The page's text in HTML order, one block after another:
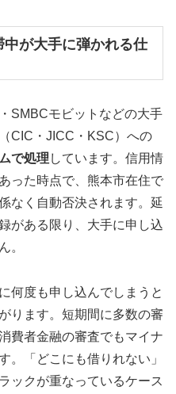
が大手に弾かれる仕
SMBCモビットなどの大手
CIC・JICC・KSC）への
で処理 しています。信用情
った時点で、熊本市在住で
なく自動否決されます。延
がある限り、大手に申し込
。
何度も申し込んでしまうと
ります。短期間に多数の審
費者金融の審査でもマイナ
。「どこにも借りれない」
ックが重なっているケース